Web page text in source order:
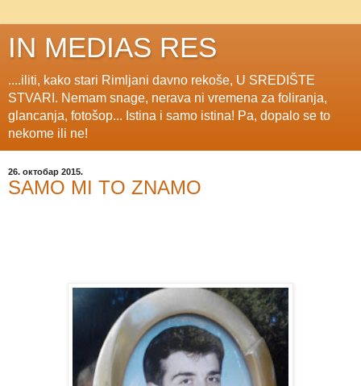
IN MEDIAS RES
....iliti, kako stari Rimljani davno rekoše, U SREDIŠTE
STVARI. Nemam snage, nerava ni vremena za foliranja,
glancanja, fotošop... Istina i samo istina! Pa, dopalo se to
nekome ili ne!
26. октобар 2015.
SAMO MI TO ZNAMO